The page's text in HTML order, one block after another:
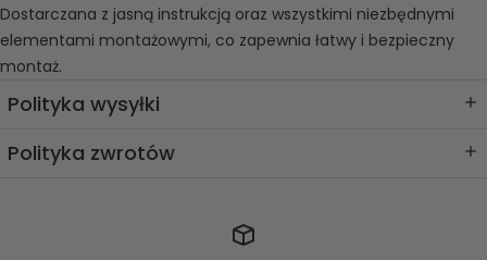
Dostarczana z jasną instrukcją oraz wszystkimi niezbędnymi
elementami montażowymi, co zapewnia łatwy i bezpieczny
montaż.
Polityka wysyłki
Metoda wysyłki i czas dostawy
Korzystamy z międzynarodowych partnerów wysyłkowych.
10 dni), w zależności od kraju docelowego i odprawy celnej.
Polityka zwrotów
dni od otrzymania zamówienia na zgłoszenie zwrotu.